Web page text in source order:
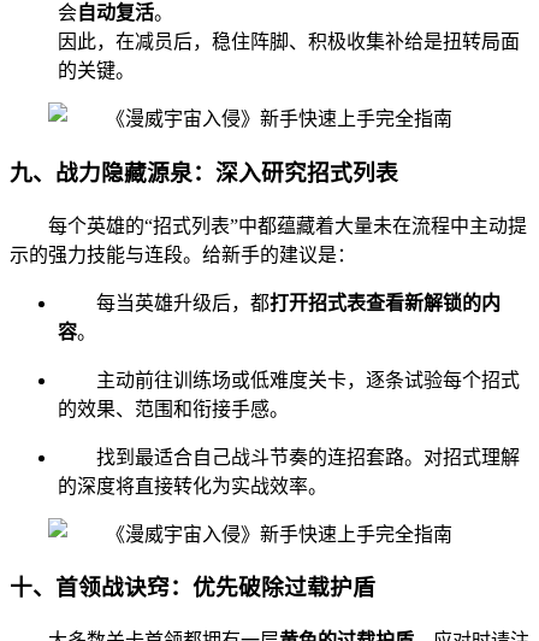
会自动复活。
因此，在减员后，稳住阵脚、积极收集补给是扭转局面
的关键。
九、战力隐藏源泉：深入研究招式列表
每个英雄的“招式列表”中都蕴藏着大量未在流程中主动提
示的强力技能与连段。给新手的建议是：
每当英雄升级后，都打开招式表查看新解锁的内
容。
主动前往训练场或低难度关卡，逐条试验每个招式
的效果、范围和衔接手感。
找到最适合自己战斗节奏的连招套路。对招式理解
的深度将直接转化为实战效率。
十、首领战诀窍：优先破除过载护盾